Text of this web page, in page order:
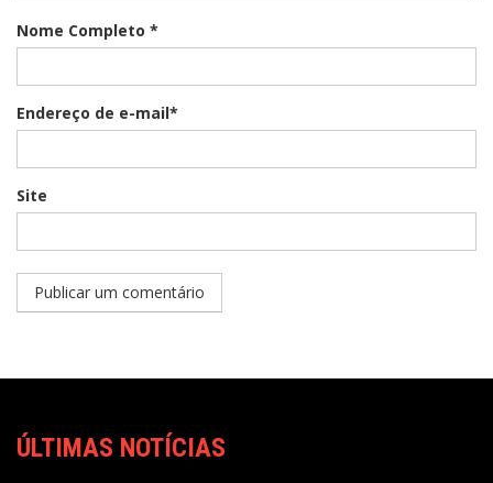
Nome Completo *
Endereço de e-mail*
Site
ÚLTIMAS NOTÍCIAS